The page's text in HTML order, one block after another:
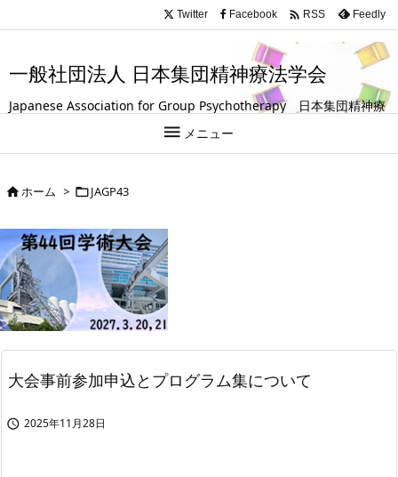
.entry-title, #front-page-title { text-align: left; }
一般社団法人 日本集団精神療法学会
Japanese Association for Group Psychotherapy 日本集団精神療
法学会は、グループ（集団）を活用して人の成長や回復を支援する
試みを探求している学会です。
 メニュー
Twitter Facebook  RSS Feedly
ホーム > JAGP43
大会事前参加申込とプログラム集について
 2025年11月28日